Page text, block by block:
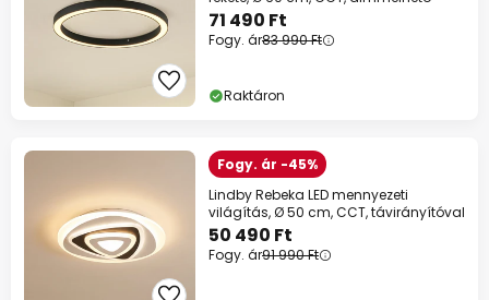
71 490 Ft
Fogy. ár83 990 Ft
Raktáron
Fogy. ár -45%
Lindby Rebeka LED mennyezeti
világítás, Ø 50 cm, CCT, távirányítóval
50 490 Ft
Fogy. ár91 990 Ft
Spórolj most